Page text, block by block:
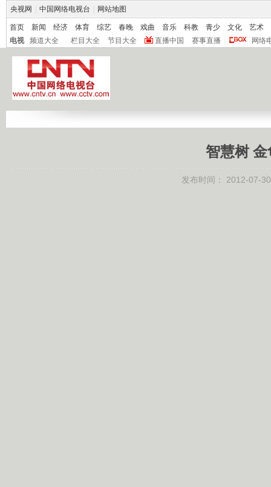
央视网 中国网络电视台 网站地图
首页 新闻 经济 体育 综艺 春晚 戏曲 音乐 科教 青少 文化
艺术
电视
频道大全 栏目大全 节目大全 直播中国 赛事直播 网络
智慧树 金
发布时间： 2012-07-